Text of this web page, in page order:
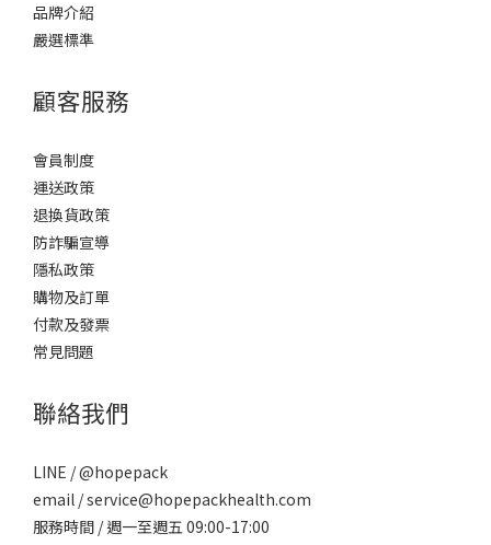
品牌介紹
嚴選標準
顧客服務
會員制度
運送政策
退換貨政策
防詐騙宣導
隱私政策
購物及訂單
付款及發票
常見問題
聯絡我們
LINE / @hopepack
email / service@hopepackhealth.com
服務時間 / 週一至週五 09:00-17:00